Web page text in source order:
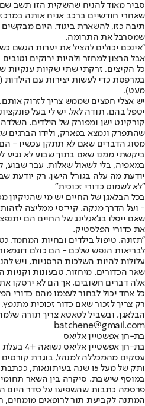
סביר מאוד להניח שהשקית הזו תשב
שאחרי חודשיים ברכב אניח אותה
תיבה כזו, להשארת ביגוד. היום
שמסרבל את התרומה.
"אינכם יכולים להציל את יערות הגשם
אבל הרצון למחזר ולהיות ירוקים
כל הקיצים, זרקתי שתי שקיות ענקיות
במרפסת כדי לעשות יצירות עם הילדות
מעט).
יש אצלי חפצים שממש צריך לזרוק
יטפל בהם. תודה לאל, יש לי בעל
קורקינט ישן ומפורק של הילדים.
שהתפרק ונמצא בפארק, ולידו הברגים
מסוג הדברים שאם לא תתקן עכשיו - הם
ביקשתי ממנו שאם בתוך שבוע לא נגיע
במאפיה, בלי לשאול שאלות. עבר שבוע,
יודעת מה עלה בגורל הישן. רק יודעת
"לא לשמוט כדורי זכוכית"
בכל הבלאגן של החיים יש מי שהניקיון
- ועל הדרך מנקה. קיי־סי ממליצה
שאם ייפלו בג'אגלינג של החיים הם
את כדורי הפלסטיק.
"תזונה, טיפול בילדים ובחיות המחמד,
לבריאות הנפש שלכם - הם כולם
עלולות להיות השלכות הרסניות, ויש
שאר הכדורים. מיחזור, טבעונות
אלה דברים חשובים, אך הם לא ירסקו
כל אחד יכול לבחור לעצמו מהם כדורי
רק צריך לזכור שאם כדור זכוכית
הבלאגן, ובשביל לטאטא צריך תורה
batchene@gmail.com
בת-חן אפשטיין אליאס
בת-חן
עסקים מהמכללה למנהל, בוגרת
במוסף שישבת. סיקרה בין השאר תחומים
פרסמה כתבות שהשפיעו על סדר היום
המתנה לקביעת תור לרופאים מומחים,